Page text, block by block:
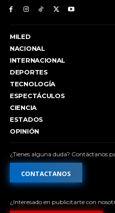
MILED
NACIONAL
INTERNACIONAL
DEPORTES
TECNOLOGÍA
ESPECTÁCULOS
CIENCIA
ESTADOS
OPINIÓN
¿Tienes alguna duda? Contáctanos
CONTACTANOS
¿Interesado en publicitarte con